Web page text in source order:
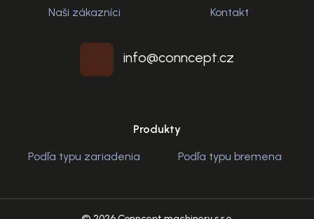
Naši zákazníci
Kontakt
info@conncept.cz
Produkty
Podľa typu zariadenia Podľa typu bremena